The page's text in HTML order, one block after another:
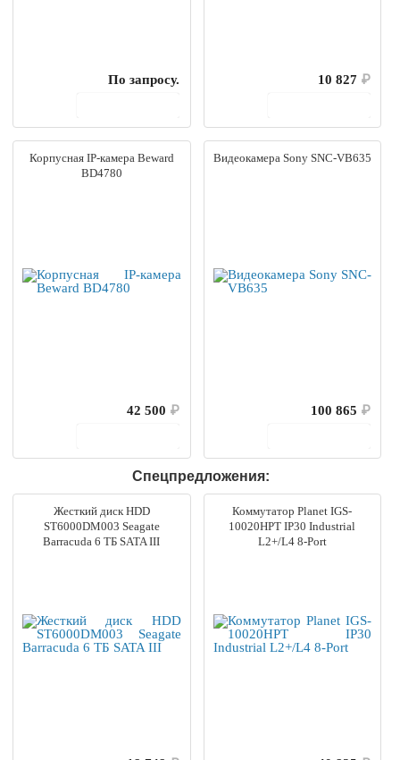
По запросу.
10 827 ₽
Корпусная IP-камера Beward
BD4780
42 500 ₽
Видеокамера Sony SNC-VB635
100 865 ₽
Спецпредложения:
Жесткий диск HDD
ST6000DM003 Seagate
Barracuda 6 ТБ SATA III
Коммутатор Planet IGS-
10020HPT IP30 Industrial
L2+/L4 8-Port